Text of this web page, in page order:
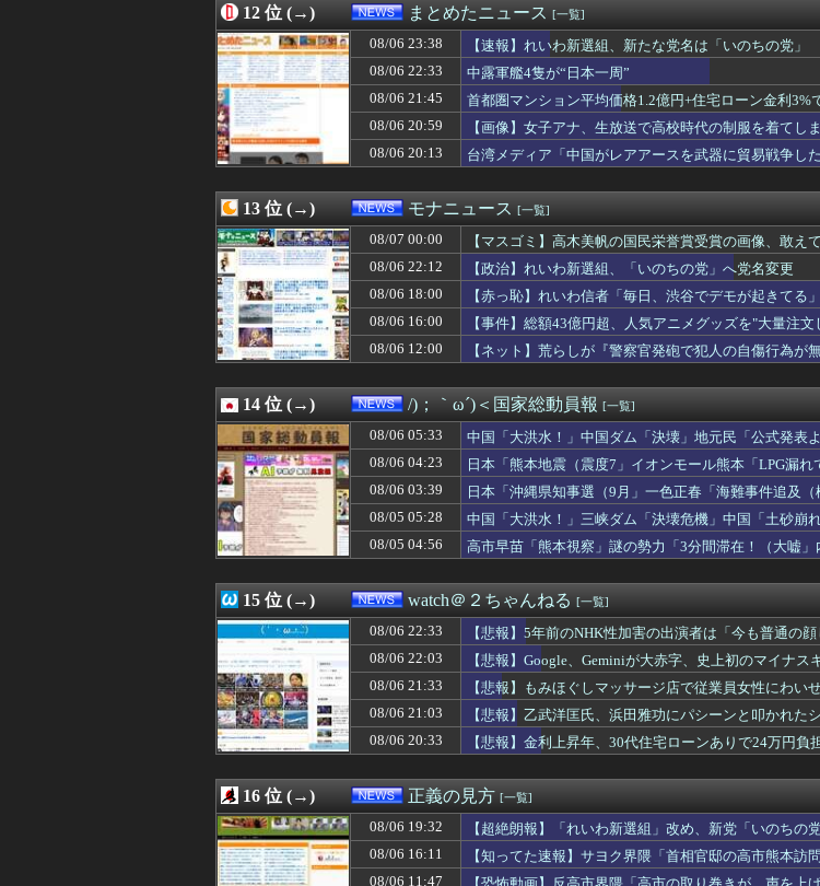
08/06 20:00
【速報】れいわ新選組、「いのちの党」に党名変更
08/06 20:00
【公然わいせつ】55歳会社員、女子大生に「ニヤニヤ」目撃され逮
08/06 19:55
秋田市に日本最大級AIデータセンター 建設費2兆円、アラブ首長国
08/06 19:44
【速報】山本太郎が去ったれいわ新選組、新たな党名は「いのちの
08/06 19:41
【朗報】韓国が熊本被災地に水を支援 ⇒ トイレの水にｗｗｗｗｗｗ
08/06 19:41
ALLDOCUBE､8.8インチタブレット｢iPlay 80 mini Tur...
08/06 19:40
中国人観光客、「つり目」ジェスチャーでタイ人に馬鹿にされる
08/06 19:40
【熊本地震】専門家「イオンモール熊本の爆心地に…喫煙所と自販機
08/06 19:33
【悲報】中国企業Zbtlink製ルーター20機種にバックドアが発見され
08/06 19:31
無期刑の仮釈放、2025年は「わずか4人」2024年は32人が獄中死…「
08/06 19:30
【速報】れいわ新選組、「いのちの党」に党名変更ｗｗｗｗｗｗ
08/06 19:30
「成人向けゲームを大ヒットさせて、とんでもない売り上げが入っ
08/06 19:29
松のや「ママ応援企画」がなぜ許されない？「窮屈な世の中」に住む
08/06 19:21
【衝撃】吉野家、とうとうステーキを出す
08/06 19:15
で、財源のあてはあったんだよな？ 〜 記者「中革連は食料品消費
08/06 19:12
【衝撃】30年続いたモスクの祭りに『異変』が起こる・・・・・
08/06 19:10
ウクライナ軍参謀本部「今年のロシア軍死傷者24万人…新規兵力の
08/06 19:10
【速報】共産党「これは酷い…京都市でマイナンバーカードを持た
08/06 19:09
消費税減税に反対していた財務省の面目が丸潰れに、減税が決まっ
08/06 19:08
【悲報】町のお弁当屋さん「消費税減税されても値下げせず全て利益
08/06 19:07
【朗報】日産e-power、無給油で1980km走行しギネス記録を達成
08/06 19:03
【朗報】みいちゃんと山田さん、ハッピーエンド確定 最後はママ
08/06 19:03
共同通信、6000件分の連絡先流出か 「おわびします」とラフな軽
08/06 19:00
高市首相記者会見「非核三原則を政策上の方針として堅持」
08/06 19:00
【謎】みい山田「既に印税1億円入ってます」←こいつがネットの叩
08/06 19:00
【速報】れいわ新選組、新たな党名は「いのちの党」 略称は「い
08/06 19:00
米穀商社の木徳神糧4-6月期経常利益、前年同期比97.7％減の0.7億円
08/06 18:55
韓国SNS 日本の地震被害、水を支援したのに「韓国産の水は水洗ト
08/06 18:50
車のエアコンは外気取入派？それとも内気循環派？
12 位 (→) まとめたニュース [一覧]
08/06 23:38
【速報】れいわ新選組、新たな党名は「いのちの党」
08/06 22:33
中露軍艦4隻が“日本一周”
08/06 21:45
首都圏マンション平均価格1.2億円+住宅ローン金利
08/06 20:59
【画像】女子アナ、生放送で高校時代の制服を着てし
08/06 20:13
台湾メディア「中国がレアアースを武器に貿易戦争し
13 位 (→) モナニュース [一覧]
08/07 00:00
【マスゴミ】高木美帆の国民栄誉賞受賞の画像、敢え
08/06 22:12
【政治】れいわ新選組、「いのちの党」へ党名変更
08/06 18:00
【赤っ恥】れいわ信者「毎日、渋谷でデモが起きて
でバラされてて草」
08/06 16:00
【事件】総額43億円超、人気アニメグッズを"大量注
にして商品相場を操作してたのでは」
08/06 12:00
【ネット】荒らしが『警察官発砲で犯人の自傷行為
14 位 (→) /)；｀ω´)＜国家総動員報 [一覧]
08/06 05:33
中国「大洪水！」中国ダム「決壊」地元民「公式発表
隊動画も削除」台風13号「三峡ﾀﾞﾑ接近中」→
08/06 04:23
日本「熊本地震（震度7」イオンモール熊本「LPG漏
ハビタ「遺族説明の虚偽を認める（営業部長発言」→
08/06 03:39
日本「沖縄県知事選（9月」一色正春「海難事件追及
三者委員会「抗議団体の構成組織は日本共産党」→
08/05 05:28
中国「大洪水！」三峡ダム「決壊危機」中国「土砂崩
国ダム「決壊」中国「現場封鎖！（空撮削除」→
08/05 04:56
高市早苗「熊本視察」謎の勢力「3分間滞在！（大嘘
15 位 (→) watch＠２ちゃんねる [一覧]
08/06 22:33
【悲報】5年前のNHK性加害の出演者は「今も普通の
よ」
08/06 22:03
【悲報】Google、Geminiが大赤字、史上初のマイナス
08/06 21:33
【悲報】もみほぐしマッサージ店で従業員女性にわい
08/06 21:03
【悲報】乙武洋匡氏、浜田雅功にパシーンと叩かれ
差別だと思って」
08/06 20:33 【悲報】金利上昇年、30代住宅ローンありで24万円負
16 位 (→) 正義の見方 [一覧]
08/06 19:32
【超絶朗報】「れいわ新選組」改め、新党「いのちの
08/06 16:11
【知ってた速報】サヨク界隈「首相官邸の高市熊本
代も同様。当時は批判なかった」（動画）
08/06 11:47